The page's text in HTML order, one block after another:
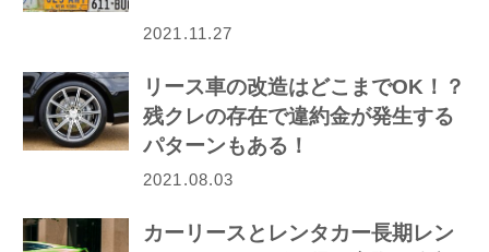
2021.11.27
リース車の改造はどこまでOK！？
残クレの存在で違約金が発生する
パターンもある！
2021.08.03
カーリースとレンタカー長期レン